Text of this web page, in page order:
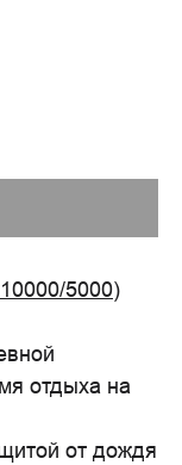
5000)
отдыха на
от дождя